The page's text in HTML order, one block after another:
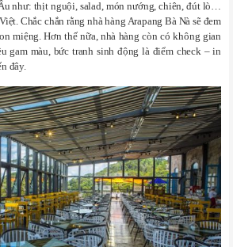
như: thịt nguội, salad, món nướng, chiên, đút lò…
Chắc chắn rằng nhà hàng Arapang Bà Nà sẽ đem
miệng. Hơn thế nữa, nhà hàng còn có không gian
gam màu, bức tranh sinh động là điểm check – in
đây.